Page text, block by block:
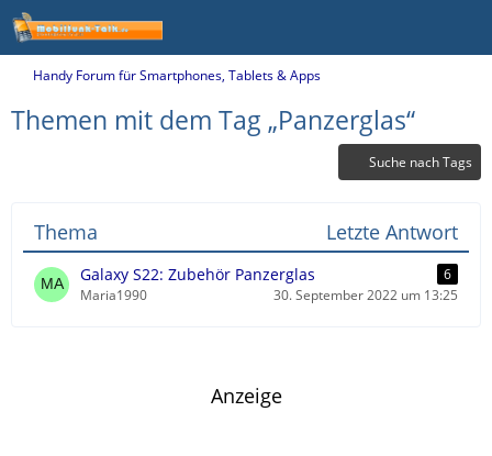
Handy Forum für Smartphones, Tablets & Apps
Themen mit dem Tag „Panzerglas“
Suche nach Tags
Thema Letzte Antwort
Galaxy S22: Zubehör Panzerglas
6
Maria1990
30. September 2022 um 13:25
Anzeige